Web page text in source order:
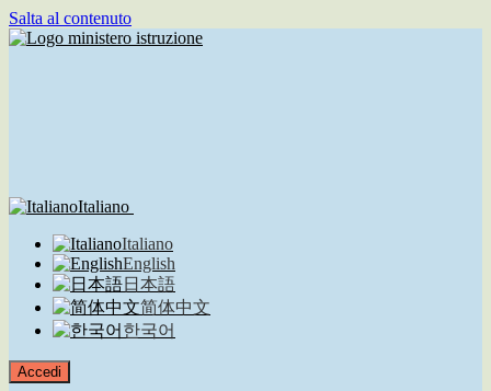
Salta al contenuto
Italiano
Italiano
English
日本語
简体中文
한국어
Accedi